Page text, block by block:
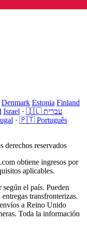
Denmark Estonia Finland
Israel ·
🇮🇱 עברית
· 🇵🇹 Português
reservados
obtiene ingresos por
aplicables.
el país. Pueden
transfronterizas.
a Reino Unido
Toda la información